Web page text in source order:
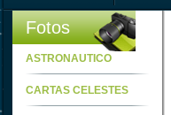
Fotos
ASTRONAUTICO
CARTAS CELESTES